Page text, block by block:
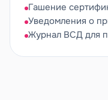
Гашение
Уведомления о
Журнал ВСД для